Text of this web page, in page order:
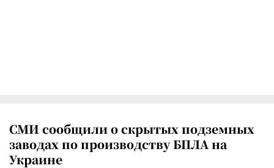
СМИ сообщили о скрытых подземных
заводах по производству БПЛА на
Украине